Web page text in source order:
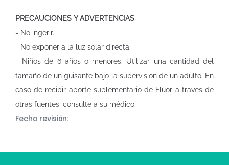
PRECAUCIONES Y ADVERTENCIAS
- No ingerir.
- No exponer a la luz solar directa.
- Niños de 6 años o menores: Utilizar una cantidad del
tamaño de un guisante bajo la supervisión de un adulto. En
caso de recibir aporte suplementario de Flúor a través de
otras fuentes, consulte a su médico.
Fecha revisión: